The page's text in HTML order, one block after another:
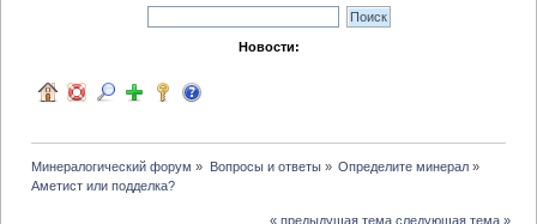
Новости:
Минералогический форум » Вопросы и ответы» Определите минерал»
Аметист или подделка?
« предыдущая тема следующая тема »